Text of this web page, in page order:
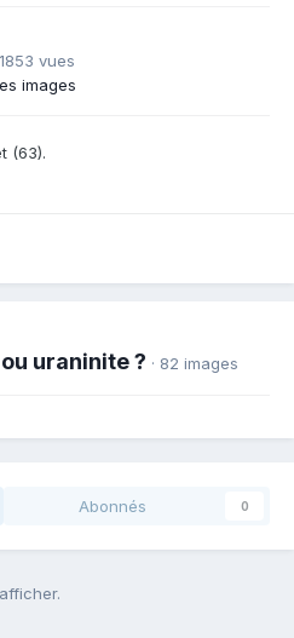
1853 vues
images
(63).
uraninite ? · 82 images
Abonnés 0